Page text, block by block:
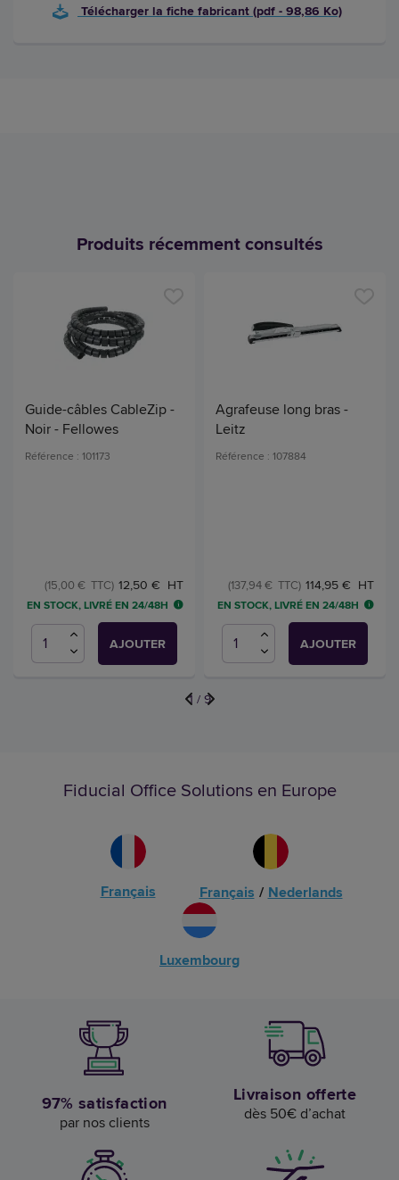
Télécharger la fiche fabricant (pdf - 98,86 Ko)
Produits récemment consultés
Guide-câbles CableZip -
Noir - Fellowes
Référence : 101173
12,50 € HT
(15,00 € TTC)
EN STOCK, LIVRÉ EN 24/48H
AJOUTER
Agrafeuse long bras -
Leitz
Référence : 107884
114,95 € HT
(137,94 € TTC)
EN STOCK, LIVRÉ EN 24/48H
AJOUTER
1 / 9
Fiducial Office Solutions en Europe
Français Français / Nederlands
Luxembourg
97% satisfaction
par nos clients
Livraison offerte
dès 50€ d’achat